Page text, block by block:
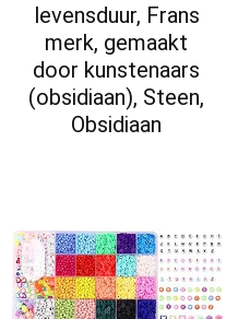
levensduur, Frans
merk, gemaakt
door kunstenaars
(obsidiaan), Steen,
Obsidiaan